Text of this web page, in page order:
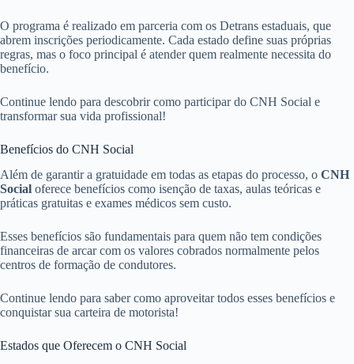
O programa é realizado em parceria com os Detrans estaduais, que
abrem inscrições periodicamente. Cada estado define suas próprias
regras, mas o foco principal é atender quem realmente necessita do
benefício.
Continue lendo para descobrir como participar do CNH Social e
transformar sua vida profissional!
Benefícios do CNH Social
Além de garantir a gratuidade em todas as etapas do processo, o CNH
Social oferece benefícios como isenção de taxas, aulas teóricas e
práticas gratuitas e exames médicos sem custo.
Esses benefícios são fundamentais para quem não tem condições
financeiras de arcar com os valores cobrados normalmente pelos
centros de formação de condutores.
Continue lendo para saber como aproveitar todos esses benefícios e
conquistar sua carteira de motorista!
Estados que Oferecem o CNH Social